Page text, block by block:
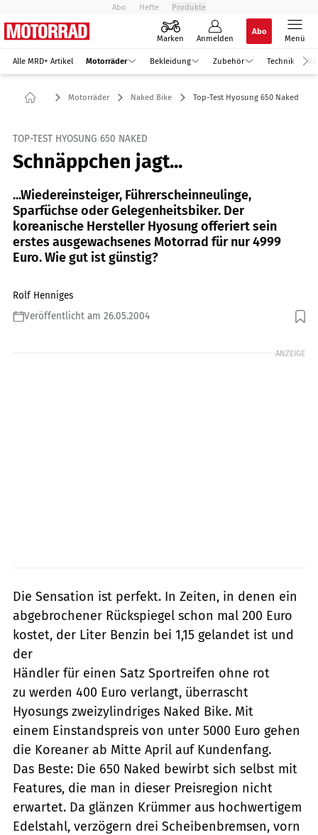
Abo Hefte Produkte
Marken Anmelden
Abo
Menü
Alle MRD+ Artikel Motorräder Bekleidung Zubehör Technik
Motorräder Naked Bike Top-Test Hyosung 650 Naked
TOP-TEST HYOSUNG 650 NAKED
Schnäppchen jagt...
...Wiedereinsteiger, Führerscheinneulinge,
Sparfüchse oder Gelegenheitsbiker. Der
koreanische Hersteller Hyosung offeriert sein
erstes ausgewachsenes Motorrad für nur 4999
Euro. Wie gut ist günstig?
Rolf Henniges
Veröffentlicht am 26.05.2004
Foto: Bilski
ANZEIGE
Die Sensation ist perfekt. In Zeiten, in denen ein
abgebrochener Rückspiegel schon mal 200 Euro
kostet, der Liter Benzin bei 1,15 gelandet ist und
der
Händler für einen Satz Sportreifen ohne rot
zu werden 400 Euro verlangt, überrascht
Hyosungs zweizylindriges Naked Bike. Mit
einem Einstandspreis von unter 5000 Euro gehen
die Koreaner ab Mitte April auf Kundenfang.
Das Beste: Die 650 Naked bewirbt sich selbst mit
Features, die man in dieser Preisregion nicht
erwartet. Da glänzen Krümmer aus hochwertigem
Edelstahl, verzögern drei Scheibenbremsen, vorn